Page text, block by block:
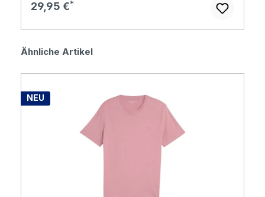
Regulärer Preis:
29,95 €
Produktgalerie überspringen
Ähnliche Artikel
NEU